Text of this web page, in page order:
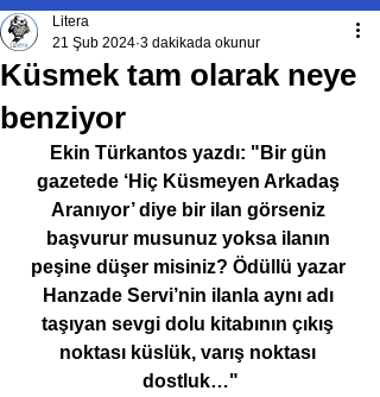
Küsmek tam olarak neye
benziyor
Litera
21 Şub 2024 3 dakikada okunur
Ekin Türkantos yazdı: "Bir gün
gazetede ‘Hiç Küsmeyen Arkadaş
Aranıyor’ diye bir ilan görseniz
başvurur musunuz yoksa ilanın
peşine düşer misiniz? Ödüllü yazar
Hanzade Servi’nin ilanla aynı adı
taşıyan sevgi dolu kitabının çıkış
noktası küslük, varış noktası
dostluk…"